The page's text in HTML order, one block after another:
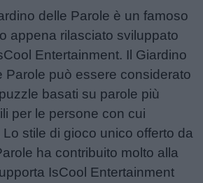
delle Parole è un famoso
appena rilasciato sviluppato
Entertainment. Il Giardino
Parole può essere considerato
basati su parole più
per le persone con cui
stile di gioco unico offerto da
ha contribuito molto alla
IsCool Entertainment